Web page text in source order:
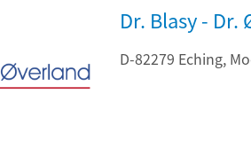
Dr. Blasy - Dr.
D-82279 Eching,